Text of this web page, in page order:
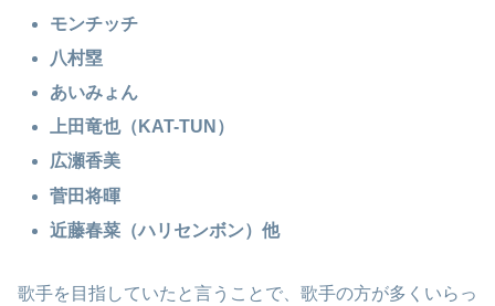
モンチッチ
八村塁
あいみょん
上田竜也（KAT-TUN）
広瀬香美
菅田将暉
近藤春菜（ハリセンボン）他
歌手を目指していたと言うことで、歌手の方が多くいらっ